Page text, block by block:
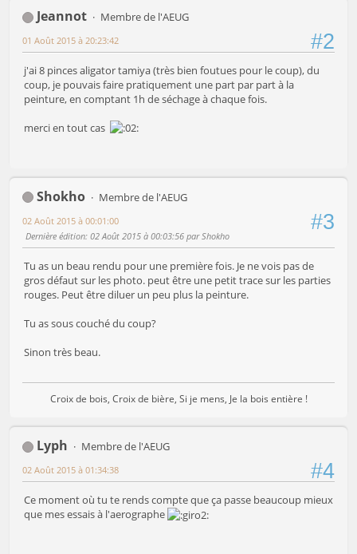
Jeannot Membre de l'AEUG
#2
01 Août 2015 à 20:23:42
j'ai 8 pinces aligator tamiya (très bien foutues pour le coup), du
coup, je pouvais faire pratiquement une part par part à la
peinture, en comptant 1h de séchage à chaque fois.
merci en tout cas
Shokho Membre de l'AEUG
#3
02 Août 2015 à 00:01:00
Dernière édition: 02 Août 2015 à 00:03:56 par Shokho
Tu as un beau rendu pour une première fois. Je ne vois pas de
gros défaut sur les photo. peut être une petit trace sur les parties
rouges. Peut être diluer un peu plus la peinture.
Tu as sous couché du coup?
Sinon très beau.
Croix de bois, Croix de bière, Si je mens, Je la bois entière !
Lyph Membre de l'AEUG
#4
02 Août 2015 à 01:34:38
Ce moment où tu te rends compte que ça passe beaucoup mieux
que mes essais à l'aerographe